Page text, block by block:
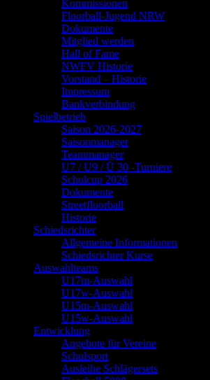
Kommissionen
Floorball-Jugend NRW
Dokumente
Mitglied werden
Hall of Fame
NWFV Historie
Vorstand – Historie
Impressum
Bankverbindung
Spielbetrieb
Saison 2026-2027
Saisonmanager
Teammanager
U7 / U9 / Ü 30 -Turniere
Schulcup 2026
Dokumente
Streetfloorball
Historie
Schiedsrichter
Allgemeine Informationen
Schiedsrichter Kurse
Auswahlteams
U17m-Auswahl
U17w-Auswahl
U15m-Auswahl
U15w-Auswahl
Entwicklung
Angebote für Vereine
Schulsport
Ausleihe Schlägersets